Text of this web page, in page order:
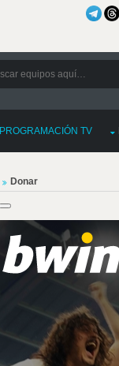
PROGRAMACIÓN TV
Donar